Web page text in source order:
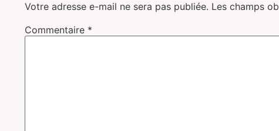
Votre adresse e-mail ne sera pas publiée. Les champs
Commentaire *